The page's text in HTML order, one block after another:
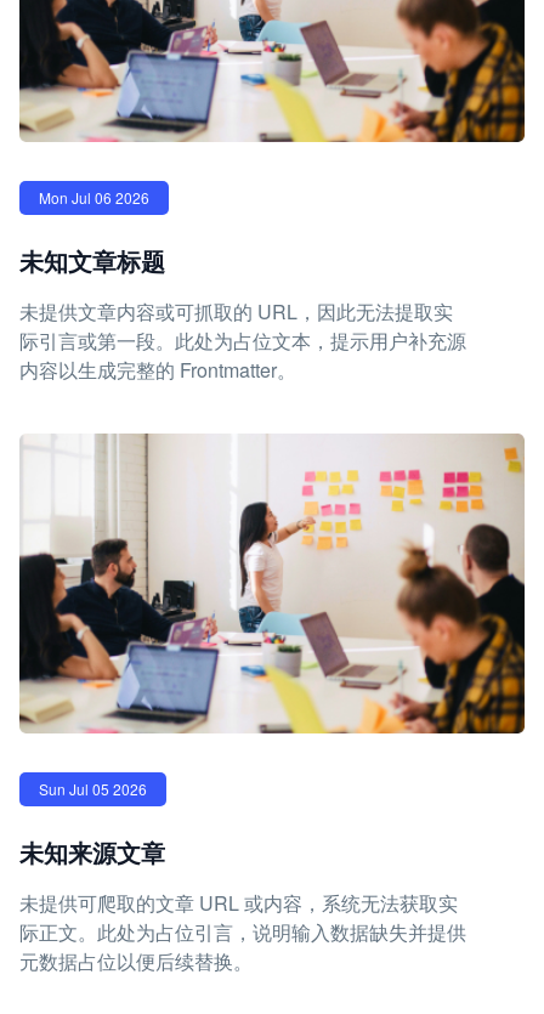
Mon Jul 06 2026
未知文章标题
未提供文章内容或可抓取的 URL，因此无法提取实
际引言或第一段。此处为占位文本，提示用户补充源
内容以生成完整的 Frontmatter。
Sun Jul 05 2026
未知来源文章
未提供可爬取的文章 URL 或内容，系统无法获取实
际正文。此处为占位引言，说明输入数据缺失并提供
元数据占位以便后续替换。